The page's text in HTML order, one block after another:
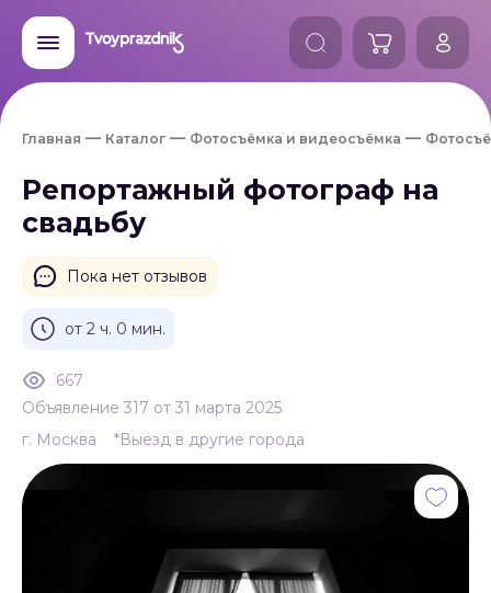
Главная Каталог Фотосъёмка и видеосъёмка
Репортажный фотограф на
свадьбу
Пока нет отзывов
от 2 ч. 0 мин.
Объявление 317 от 31 марта 2025
667
г. Москва *Выезд в другие города